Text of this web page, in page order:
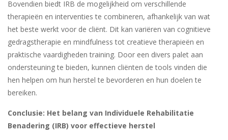
Bovendien biedt IRB de mogelijkheid om verschillende
therapieën en interventies te combineren, afhankelijk van wat
het beste werkt voor de cliënt. Dit kan variëren van cognitieve
gedragstherapie en mindfulness tot creatieve therapieën en
praktische vaardigheden training. Door een divers palet aan
ondersteuning te bieden, kunnen cliënten de tools vinden die
hen helpen om hun herstel te bevorderen en hun doelen te
bereiken.
Conclusie: Het belang van Individuele Rehabilitatie
Benadering (IRB) voor effectieve herstel